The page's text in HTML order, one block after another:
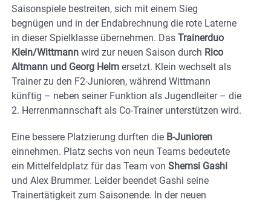
Saisonspiele bestreiten, sich mit einem Sieg
begnügen und in der Endabrechnung die rote Laterne
in dieser Spielklasse übernehmen. Das Trainerduo
Klein/Wittmann wird zur neuen Saison durch Rico
Altmann und Georg Helm ersetzt. Klein wechselt als
Trainer zu den F2-Junioren, während Wittmann
künftig – neben seiner Funktion als Jugendleiter – die
2. Herrenmannschaft als Co-Trainer unterstützen wird.
Eine bessere Platzierung durften die B-Junioren
einnehmen. Platz sechs von neun Teams bedeutete
ein Mittelfeldplatz für das Team von Shemsi Gashi
und Alex Brummer. Leider beendet Gashi seine
Trainertätigkeit zum Saisonende. In der neuen